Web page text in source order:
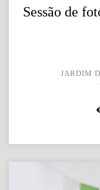
Sessão de
JARDIM